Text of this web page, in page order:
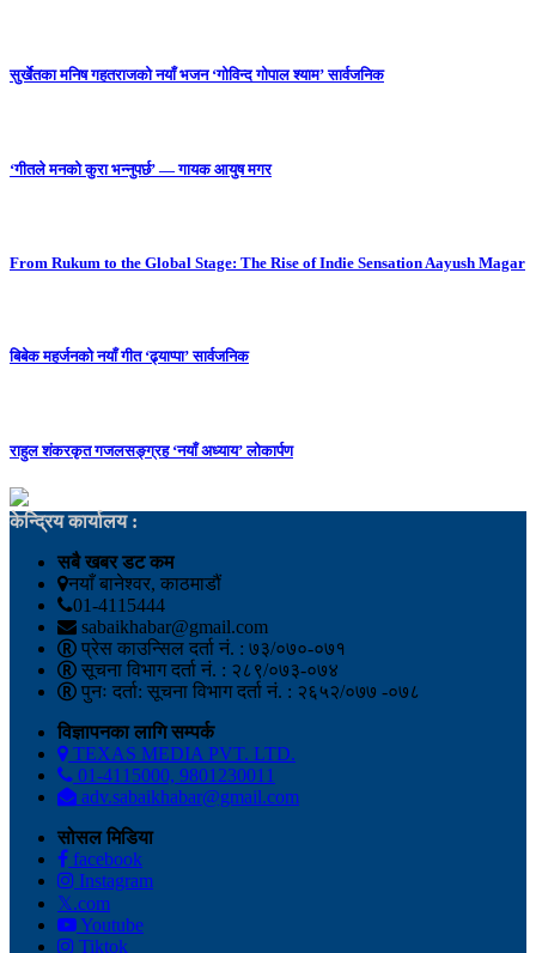
सुर्खेतका मनिष गहतराजको नयाँ भजन ‘गोविन्द गोपाल श्याम’ सार्वजनिक
‘गीतले मनको कुरा भन्नुपर्छ’ — गायक आयुष मगर
From Rukum to the Global Stage: The Rise of Indie Sensation Aayush Magar
बिबेक महर्जनको नयाँ गीत ‘ढ्याप्पा’ सार्वजनिक
राहुल शंकरकृत गजलसङ्ग्रह ‘नयाँ अध्याय’ लोकार्पण
केन्द्रिय कार्यालय :
सबै खबर डट कम
नयाँ बानेश्वर, काठमाडौं
01-4115444
sabaikhabar@gmail.com
प्रेस काउन्सिल दर्ता नं. : ७३/०७०-०७१
सूचना विभाग दर्ता नं. : २८९/०७३-०७४
पुनः दर्ता: सूचना विभाग दर्ता नं. : २६५२/०७७ -०७८
विज्ञापनका लागि सम्पर्क
TEXAS MEDIA PVT. LTD.
01-4115000, 9801230011
adv.sabaikhabar@gmail.com
सोसल मिडिया
facebook
Instagram
𝕏.com
Youtube
Tiktok